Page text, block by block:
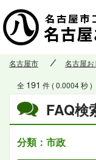
名古屋市 名古屋
FAQ検
分類：市政
全 191 件 ( 0.0004 秒 )